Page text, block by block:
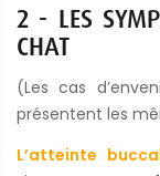
2 - LES
CHAT
(Les cas
présentent les
L’atteinte